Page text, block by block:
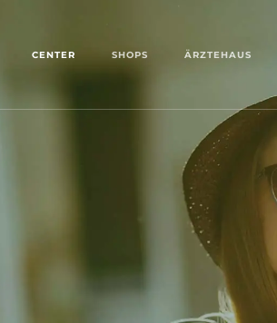
CENTER SHOPS ÄRZTEHAUS